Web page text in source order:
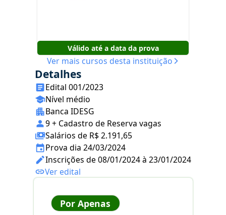
Válido até a data da prova
Ver mais cursos desta instituição
Detalhes
Edital 001/2023
Nível médio
Banca IDESG
9 + Cadastro de Reserva vagas
Salários de R$ 2.191,65
Prova dia 24/03/2024
Inscrições de 08/01/2024 à 23/01/2024
Ver edital
Por Apenas